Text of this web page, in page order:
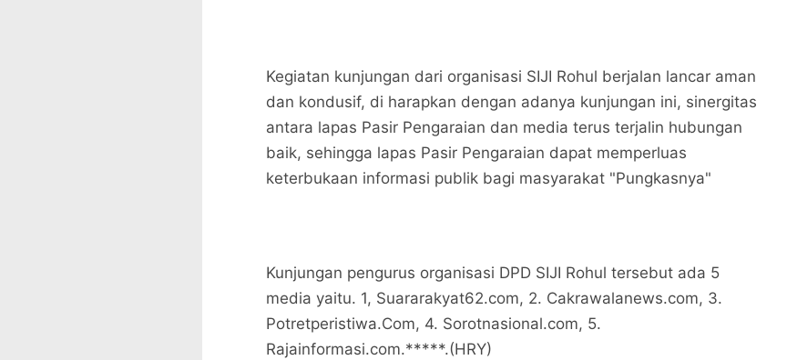
Bagikan ke media lain
Kegiatan kunjungan dari organisasi SIJI Rohul berjalan lancar aman
dan kondusif, di harapkan dengan adanya kunjungan ini, sinergitas
antara lapas Pasir Pengaraian dan media terus terjalin hubungan
baik, sehingga lapas Pasir Pengaraian dapat memperluas
keterbukaan informasi publik bagi masyarakat "Pungkasnya"
Kunjungan pengurus organisasi DPD SIJI Rohul tersebut ada 5
media yaitu. 1, Suararakyat62.com, 2. Cakrawalanews.com, 3.
Potretperistiwa.Com, 4. Sorotnasional.com, 5.
Rajainformasi.com.*****.(HRY)
Bagikan ke media lain